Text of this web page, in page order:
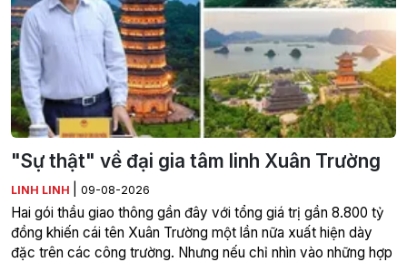
"Sự thật" về đại gia tâm linh Xuân Trường
LINH LINH 09-08-2026
Hai gói thầu giao thông gần đây với tổng giá trị gần 8.800 tỷ
đồng khiến cái tên Xuân Trường một lần nữa xuất hiện dày
đặc trên các công trường. Nhưng nếu chỉ nhìn vào những hợp